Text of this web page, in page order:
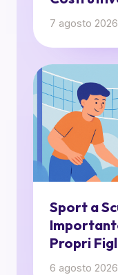
7 agosto 2026
Sport a
Propri
6 agosto 2026